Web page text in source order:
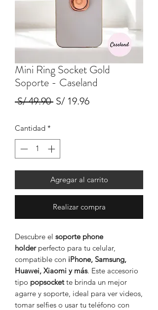
Mini Ring Socket Gold
Soporte - Caseland
S/ 49.90 Precio
S/ 19.96Precio
Cantidad *
Agregar al carrito
Realizar compra
Descubre el soporte phone
holderperfecto para tu celular,
compatible con iPhone, Samsung,
Huawei, Xiaomi y más. Este accesorio
tipo popsockette brinda un mejor
agarre y soporte, ideal para ver videos,
tomar selfies o usar tu teléfono con